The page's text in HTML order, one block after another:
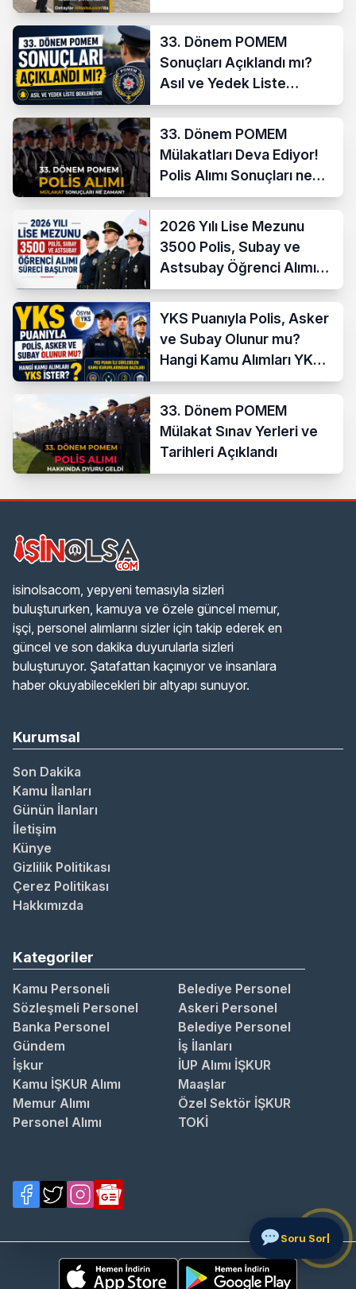
33. Dönem POMEM
Sonuçları Açıklandı mı?
Asıl ve Yedek Liste
Bekleniyor
33. Dönem POMEM
Mülakatları Deva Ediyor!
Polis Alımı Sonuçları ne
Zaman?
2026 Yılı Lise Mezunu
3500 Polis, Subay ve
Astsubay Öğrenci Alımı
Süreci Başlıyor
YKS Puanıyla Polis, Asker
ve Subay Olunur mu?
Hangi Kamu Alımları YKS
İster?
33. Dönem POMEM
Mülakat Sınav Yerleri ve
Tarihleri Açıklandı
isinolsacom, yepyeni temasıyla sizleri
buluştururken, kamuya ve özele güncel memur,
işçi, personel alımlarını sizler için takip ederek en
güncel ve son dakika duyurularla sizleri
buluşturuyor. Şatafattan kaçınıyor ve insanlara
haber okuyabilecekleri bir altyapı sunuyor.
Kurumsal
Son Dakika
Kamu İlanları
Günün İlanları
İletişim
Künye
Gizlilik Politikası
Çerez Politikası
Hakkımızda
Kategoriler
Kamu Personeli
Belediye Personel
Sözleşmeli Personel
Askeri Personel
Banka Personel
Belediye Personel
Gündem
İş İlanları
İşkur
İUP Alımı İŞKUR
Kamu İŞKUR Alımı
Maaşlar
Memur Alımı
Özel Sektör İŞKUR
Personel Alımı
TOKİ